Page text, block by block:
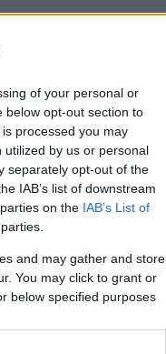
of your personal or
below opt-out section to
processed you may
by us or personal
separately opt-out of the
IAB’s list of downstream
on the IAB’s List of
and may gather and store
You may click to grant or
below specified purposes